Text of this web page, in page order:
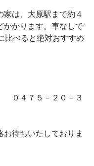
は、大原駅まで約４
かかります。車なしで
比べると絶対おすすめ
０４７５－２０－３
待ちいたしておりま